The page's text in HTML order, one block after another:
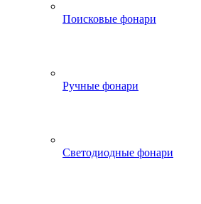
Поисковые фонари
Ручные фонари
Светодиодные фонари